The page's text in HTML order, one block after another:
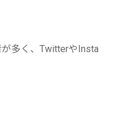
多く、TwitterやInsta